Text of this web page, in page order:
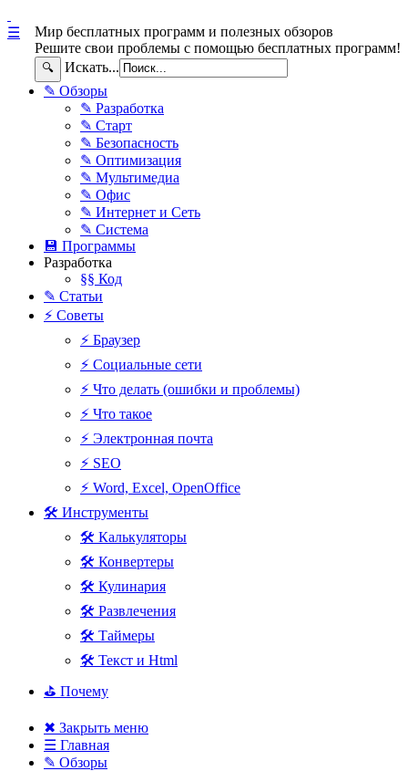
Мир бесплатных программ и полезных обзоров
Решите свои проблемы с помощью бесплатных программ!
🔍 Искать...
☰
✎ Обзоры
✎ Разработка
✎ Старт
✎ Безопасность
✎ Оптимизация
✎ Мультимедиа
✎ Офис
✎ Интернет и Сеть
✎ Система
💾 Программы
Разработка
§§ Код
✎ Статьи
⚡ Советы
⚡ Браузер
⚡ Социальные сети
⚡ Что делать (ошибки и проблемы)
⚡ Что такое
⚡ Электронная почта
⚡ SEO
⚡ Word, Excel, OpenOffice
🛠 Инструменты
🛠 Калькуляторы
🛠 Конвертеры
🛠 Кулинария
🛠 Развлечения
🛠 Таймеры
🛠 Текст и Html
⛳ Почему
✖ Закрыть меню
☰ Главная
✎ Обзоры